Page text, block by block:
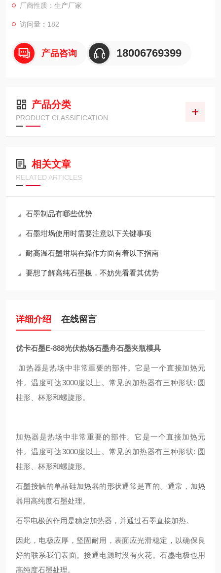
厂商性质：生产厂家
访问量：182
产品咨询 18006769399
产品分类
PRODUCT CLASSIFICATION
相关文章
RELATED ARTICLES
石墨制品有哪些优势
石墨坩埚使用时需要注意以下关键事项
耐高温石墨坩埚在操作方面有着以下指南
要想了解高纯石墨板，不妨先看看其优势
详细介绍 在线留言
优卡石墨E-888光伏热场石墨舟石墨夹瓶模具
加热器是热场中非常重要的部件。它是一个直接加热元
件。温度可达3000度以上。常见的加热器有三种形状: 圆
柱形、杯形和螺旋形。
加热器是热场中非常重要的部件。它是一个直接加热元
件。温度可达3000度以上。常见的加热器有三种形状: 圆
柱形、杯形和螺旋形。
石墨接触的单晶硅加热器的形状通常是直的。通常，加热
器用高纯度石墨处理。
石墨电极的作用是稳定加热器，并通过石墨直接加热。
因此，电极应厚，坚固耐用，表面应光滑稳定，以确保良
好的联系我们表面。接通电源时没有火花。石墨电极也用
高纯度石墨处理。